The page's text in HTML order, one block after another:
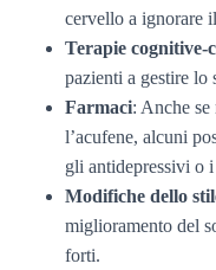
cervello a ignorare
Terapie cognitive-
pazienti a gestire lo
Farmaci: Anche
l’acufene, alcuni
gli antidepressivi o
Modifiche dello
miglioramento del
forti.